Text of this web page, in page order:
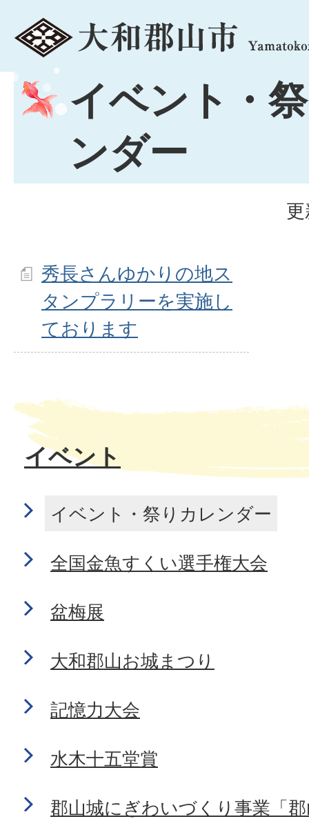
menu
イベント・
ンダー
秀長さんゆかりの地ス
タンプラリーを実施し
ております
イベント
イベント・祭りカレンダー
全国金魚すくい選手権大会
盆梅展
大和郡山お城まつり
記憶力大会
水木十五堂賞
郡山城にぎわいづくり事業「